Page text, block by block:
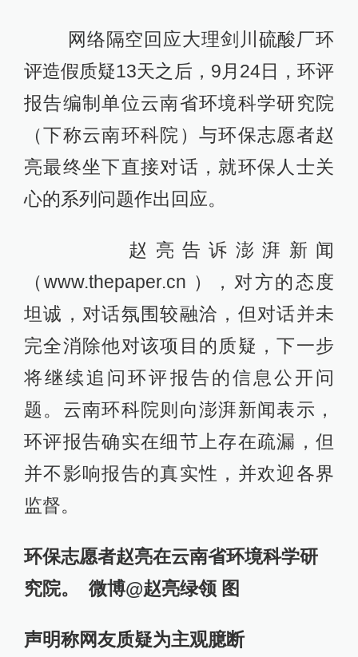
网络隔空回应大理剑川硫酸厂环
评造假质疑13天之后，9月24日，环评
报告编制单位云南省环境科学研究院
（下称云南环科院）与环保志愿者赵
亮最终坐下直接对话，就环保人士关
心的系列问题作出回应。
赵亮告诉澎湃新闻
（www.thepaper.cn ），对方的态度
坦诚，对话氛围较融洽，但对话并未
完全消除他对该项目的质疑，下一步
将继续追问环评报告的信息公开问
题。云南环科院则向澎湃新闻表示，
环评报告确实在细节上存在疏漏，但
并不影响报告的真实性，并欢迎各界
监督。
环保志愿者赵亮在云南省环境科学研
究院。 微博@赵亮绿领 图
声明称网友质疑为主观臆断